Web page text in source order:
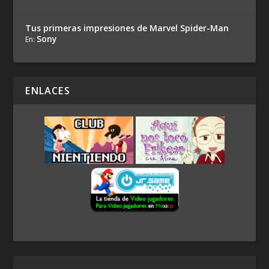
Tus primeras impresiones de Marvel Spider-Man
En: Sony
ENLACES